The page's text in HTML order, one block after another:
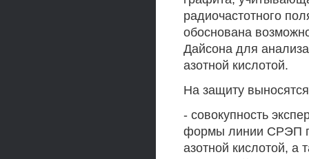
радиочастотного
обоснована
Дайсона для
азотной кислотой.
На защиту
- совокупность
формы линии СРЭП
азотной кислотой, а